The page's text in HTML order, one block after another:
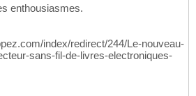
enthousiasmes.
index/redirect/244/Le-nouveau-
sans-fil-de-livres-electroniques-